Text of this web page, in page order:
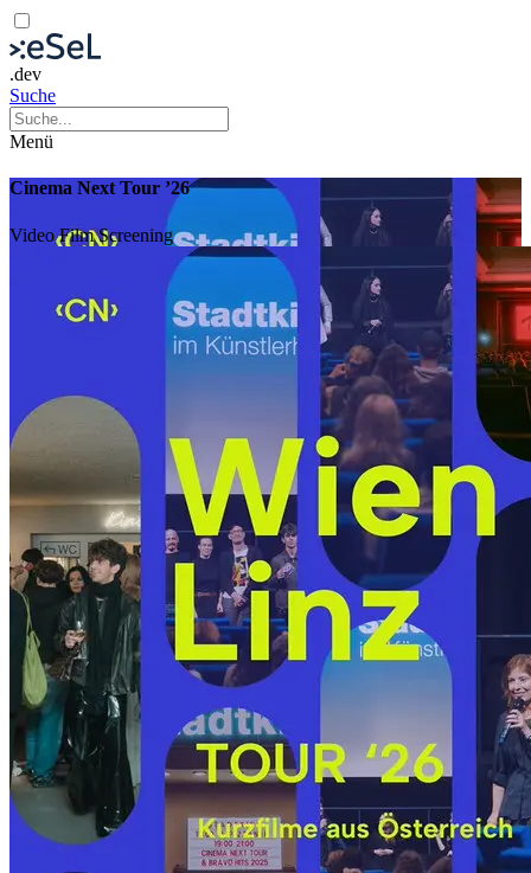
.dev
Suche
Menü
Cinema Next Tour ’26
VideoFilmScreening